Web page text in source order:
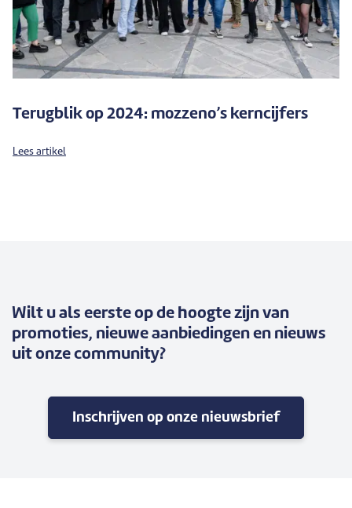
Terugblik op 2024: mozzeno’s kerncijfers
Lees artikel
Wilt u als eerste op de hoogte zijn van
promoties, nieuwe aanbiedingen en nieuws
uit onze community?
Inschrijven op onze nieuwsbrief